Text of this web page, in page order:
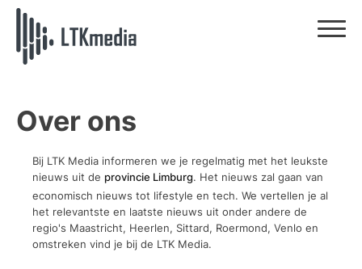
Over ons
Bij LTK Media informeren we je regelmatig met het leukste
nieuws uit de provincie Limburg. Het nieuws zal gaan van
economisch nieuws tot lifestyle en tech. We vertellen je al
het relevantste en laatste nieuws uit onder andere de
regio's Maastricht, Heerlen, Sittard, Roermond, Venlo en
omstreken vind je bij de LTK Media.